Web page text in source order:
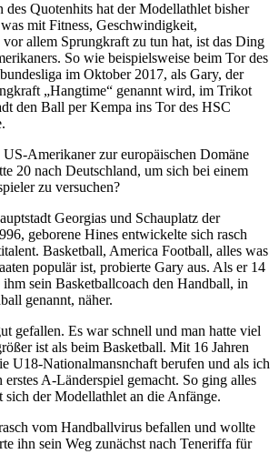
Quotenhits hat der Modellathlet bisher
mit Fitness, Geschwindigkeit,
allem Sprungkraft zu tun hat, ist das Ding
So wie beispielsweise beim Tor des
im Oktober 2017, als Gary, der
„Hangtime“ genannt wird, im Trikot
den Ball per Kempa ins Tor des HSC
Amerikaner zur europäischen Domäne
20 nach Deutschland, um sich bei einem
zu versuchen?
Georgias und Schauplatz der
geborene Hines entwickelte sich rasch
Basketball, America Football, alles was
populär ist, probierte Gary aus. Als er 14
ihm sein Basketballcoach den Handball, in
genannt, näher.
gefallen. Es war schnell und man hatte viel
ist als beim Basketball. Mit 16 Jahren
U18-Nationalmansnchaft berufen und als ich
erstes A-Länderspiel gemacht. So ging alles
sich der Modellathlet an die Anfänge.
vom Handballvirus befallen und wollte
ihn sein Weg zunächst nach Teneriffa für